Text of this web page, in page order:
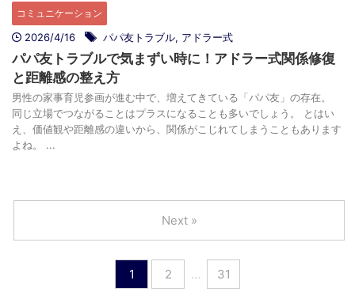
コミュニケーション
2026/4/16 パパ友トラブル, アドラー式
パパ友トラブルで気まずい時に！アドラー式関係修復
と距離感の整え方
男性の家事育児参画が進む中で、増えてきている「パパ友」の存在。
同じ立場でつながることはプラスになることも多いでしょう。 とはい
え、価値観や距離感の違いから、関係がこじれてしまうこともあります
よね。 ...
1 2 … 31
Next »